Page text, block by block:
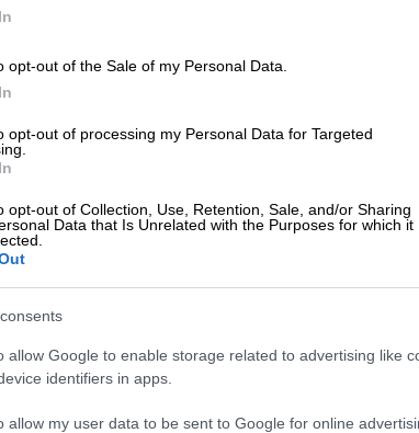
opt-out of the Sale of my Personal Data.
opt-out of processing my Personal Data for Targeted
opt-out of Collection, Use, Retention, Sale, and/or Sharing
Data that Is Unrelated with the Purposes for which it
allow Google to enable storage related to advertising like
identifiers in apps.
allow my user data to be sent to Google for online
το ΕΘΝΟΣ στη Google
Φιορίν Ντουρμισάικαι πλέον ο
του
έγινε δεκτή από το
στα γραφεία της ΠΑΕ Άρης.
να αγωνιστεί κανονικά στο επόμενο
να δώσει λύσεις, καθώς θα απουσιάσει
ο
ενισχυθεί από την ελληνική αγορά ως
θα προσπαθήσει να ακυρώσει και την
της FIFAγια τη μεταγραφική